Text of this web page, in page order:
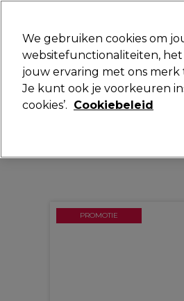
Merken
Volgende dag
PROMOTIE
We gebruiken cookies om
websitefunctionaliteiten,
jouw ervaring met ons merk
Je kunt ook je voorkeuren
cookies’. Cookiebeleid